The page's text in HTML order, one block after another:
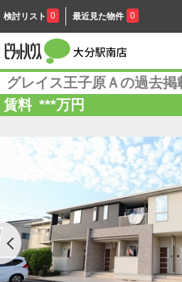
検討リスト 0 最近見た物件 0
グレイス王子原Ａの過去掲
賃料 ***万円